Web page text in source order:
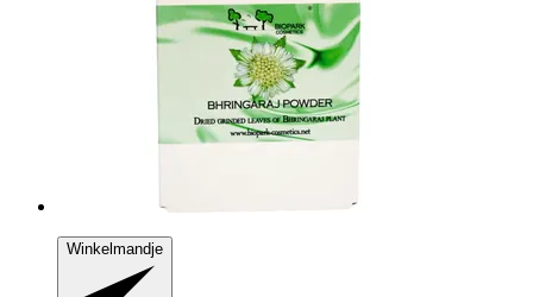
Winkelmandje